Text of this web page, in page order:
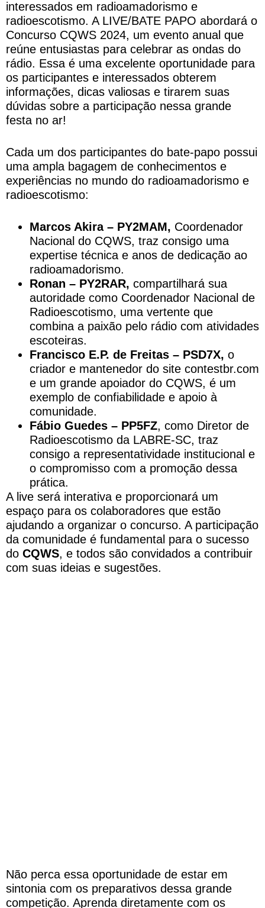
interessados em radioamadorismo e
radioescotismo. A LIVE/BATE PAPO abordará o
Concurso CQWS 2024, um evento anual que
reúne entusiastas para celebrar as ondas do
rádio. Essa é uma excelente oportunidade para
os participantes e interessados obterem
informações, dicas valiosas e tirarem suas
dúvidas sobre a participação nessa grande
festa no ar!
Cada um dos participantes do bate-papo possui
uma ampla bagagem de conhecimentos e
experiências no mundo do radioamadorismo e
radioescotismo:
Marcos Akira – PY2MAM, Coordenador
Nacional do CQWS, traz consigo uma
expertise técnica e anos de dedicação ao
radioamadorismo.
Ronan – PY2RAR, compartilhará sua
autoridade como Coordenador Nacional de
Radioescotismo, uma vertente que
combina a paixão pelo rádio com atividades
escoteiras.
Francisco E.P. de Freitas – PSD7X, o
criador e mantenedor do site contestbr.com
e um grande apoiador do CQWS, é um
exemplo de confiabilidade e apoio à
comunidade.
Fábio Guedes – PP5FZ, como Diretor de
Radioescotismo da LABRE-SC, traz
consigo a representatividade institucional e
o compromisso com a promoção dessa
prática.
A live será interativa e proporcionará um
espaço para os colaboradores que estão
ajudando a organizar o concurso. A participação
da comunidade é fundamental para o sucesso
do CQWS, e todos são convidados a contribuir
com suas ideias e sugestões.
Não perca essa oportunidade de estar em
sintonia com os preparativos dessa grande
competição. Aprenda diretamente com os